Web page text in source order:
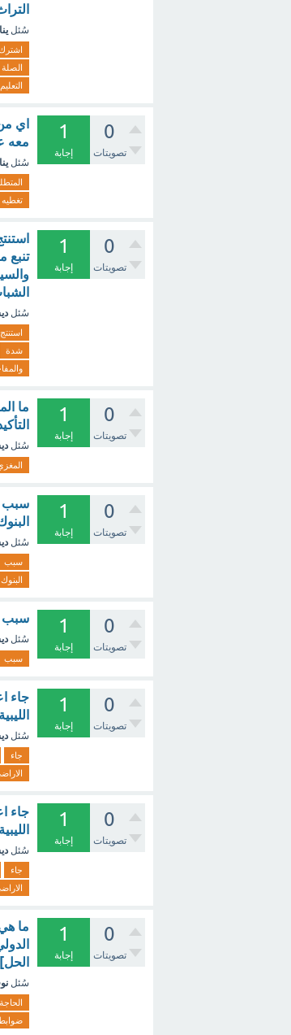
سُئل
الصلة
التعليم
0
تصويتات
1
إجابة
اي
معه
سُئل
تغطيه
0
تصويتات
1
إجابة
سُئل
استنتج
شدة
0
تصويتات
1
إجابة
ما
سُئل
0
تصويتات
1
إجابة
سبب
سُئل
سبب
البنوك
0
تصويتات
1
إجابة
سبب
سُئل
سبب
0
تصويتات
1
إجابة
سُئل
جاء
0
تصويتات
1
إجابة
سُئل
جاء
0
تصويتات
1
إجابة
ما
الحل]
سُئل
الحاجة
ضوابط